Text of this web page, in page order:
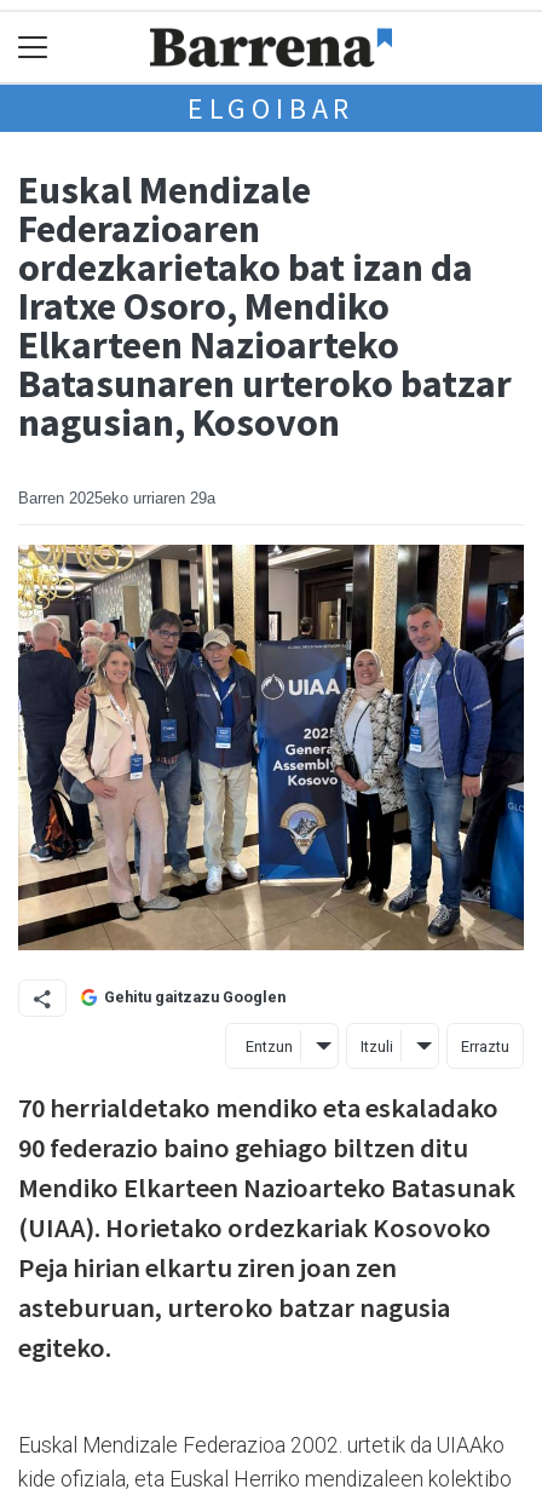
ELGOIBAR
Euskal Mendizale
Federazioaren
ordezkarietako bat izan da
Iratxe Osoro, Mendiko
Elkarteen Nazioarteko
Batasunaren urteroko batzar
nagusian, Kosovon
Barren 2025eko urriaren 29a
Gehitu gaitzazu Googlen
Entzun Itzuli Erraztu
70 herrialdetako mendiko eta eskaladako
90 federazio baino gehiago biltzen ditu
Mendiko Elkarteen Nazioarteko Batasunak
(UIAA). Horietako ordezkariak Kosovoko
Peja hirian elkartu ziren joan zen
asteburuan, urteroko batzar nagusia
egiteko.
Euskal Mendizale Federazioa 2002. urtetik da UIAAko
kide ofiziala, eta Euskal Herriko mendizaleen kolektibo